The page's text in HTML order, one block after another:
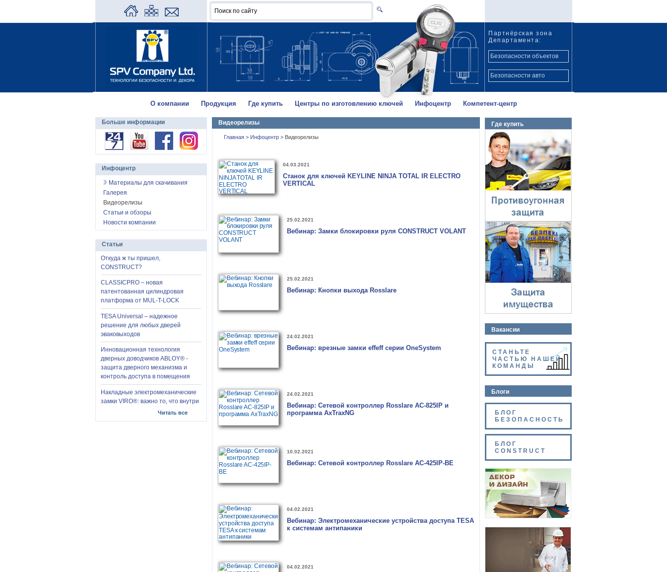
Партнёрская зона
Департамента:
Безопасности объектов
Безопасности авто
О компании Продукция Где купить Центры по изготовлению ключей Инфоцентр Компетент-центр
Видеорелизы
Главная > Инфоцентр > Видеорелизы
04.03.2021
Станок для ключей KEYLINE NINJA TOTAL IR ELECTRO
VERTICAL
25.02.2021
Вебинар: Замки блокировки руля CONSTRUCT VOLANT
25.02.2021
Вебинар: Кнопки выхода Rosslare
24.02.2021
Вебинар: врезные замки effeff серии OneSystem
24.02.2021
Вебинар: Сетевой контроллер Rosslare AC-825IP и
программа AxTraxNG
10.02.2021
Вебинар: Сетевой контроллер Rosslare AC-425IP-BE
04.02.2021
Вебинар: Электромеханические устройства доступа TESA
к системам антипаники
04.02.2021
Где купить
Противоугонная
защита
⇓
Защита имущества
⇓
Вакансии
СТАНЬТЕ
ЧАСТЬЮ НАШЕЙ
КОМАНДЫ
Блоги
БЛОГ
БЕЗОПАСНОСТЬ
БЛОГ
CONSTRUCT
Больше информации
Инфоцентр
Материалы для скачивания
Галерея
Видеорелизы
Статьи и обзоры
Новости компании
Статьи
Откуда ж ты пришел,
CONSTRUCT?
CLASSICPRO – новая
патентованная цилиндровая
платформа от MUL-T-LOCK
TESA Universal – надежное
решение для любых дверей
эваковыходов
Инновационная технология
дверных доводчиков ABLOY® -
защита дверного механизма и
контроль доступа в помещения
Накладные электромеханические
замки VIRO®: важно то, что внутри
Читать все